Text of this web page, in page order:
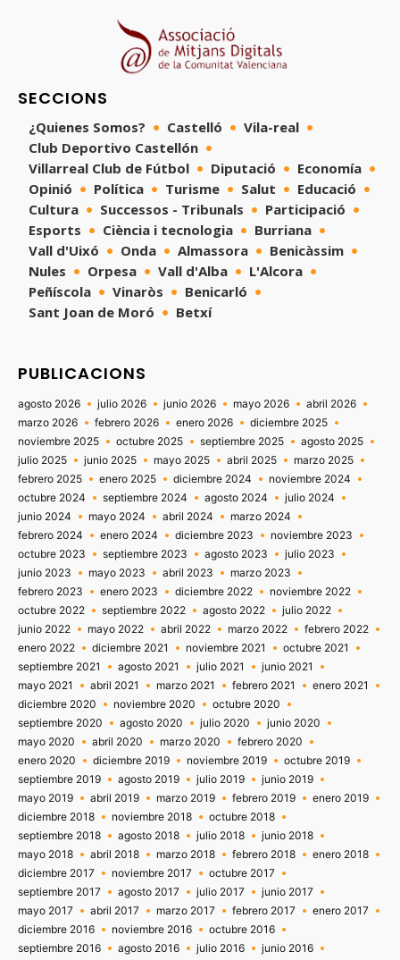
SECCIONS
¿Quienes Somos? Castelló
Vila-real
Club Deportivo Castellón
Villarreal Club de Fútbol
Diputació
Economía
Opinió
Política Turisme Salut
Educació
Cultura
Successos - Tribunals
Participació
Esports
Ciència i tecnologia
Burriana
Vall d'Uixó
Onda Almassora
Benicàssim
Nules
Orpesa Vall d'Alba
L'Alcora
Peñíscola
Vinaròs
Benicarló
Sant Joan de Moró
Betxí
PUBLICACIONS
agosto 2026 julio 2026 junio 2026 mayo 2026
abril 2026
marzo 2026
febrero 2026 enero 2026
diciembre 2025
noviembre 2025
octubre 2025 septiembre 2025
agosto 2025
julio 2025
junio 2025 mayo 2025 abril 2025
marzo 2025
febrero 2025
enero 2025 diciembre 2024
noviembre 2024
octubre 2024
septiembre 2024 agosto 2024
julio 2024
junio 2024
mayo 2024 abril 2024
marzo 2024
febrero 2024
enero 2024 diciembre 2023
noviembre 2023
octubre 2023
septiembre 2023 agosto 2023
julio 2023
junio 2023
mayo 2023 abril 2023
marzo 2023
febrero 2023
enero 2023 diciembre 2022
noviembre 2022
octubre 2022
septiembre 2022 agosto 2022
julio 2022
junio 2022
mayo 2022 abril 2022 marzo 2022
febrero 2022
enero 2022
diciembre 2021 noviembre 2021
octubre 2021
septiembre 2021
agosto 2021 julio 2021
junio 2021
mayo 2021
abril 2021 marzo 2021 febrero 2021
enero 2021
diciembre 2020
noviembre 2020
octubre 2020
septiembre 2020
agosto 2020 julio 2020
junio 2020
mayo 2020
abril 2020 marzo 2020
febrero 2020
enero 2020
diciembre 2019 noviembre 2019
octubre 2019
septiembre 2019
agosto 2019 julio 2019
junio 2019
mayo 2019
abril 2019 marzo 2019 febrero 2019
enero 2019
diciembre 2018
noviembre 2018
octubre 2018
septiembre 2018
agosto 2018 julio 2018
junio 2018
mayo 2018
abril 2018 marzo 2018 febrero 2018
enero 2018
diciembre 2017
noviembre 2017
octubre 2017
septiembre 2017
agosto 2017 julio 2017
junio 2017
mayo 2017
abril 2017 marzo 2017 febrero 2017
enero 2017
diciembre 2016
noviembre 2016
octubre 2016
septiembre 2016
agosto 2016 julio 2016
junio 2016